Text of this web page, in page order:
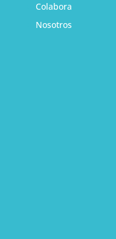
Colabora
Nosotros